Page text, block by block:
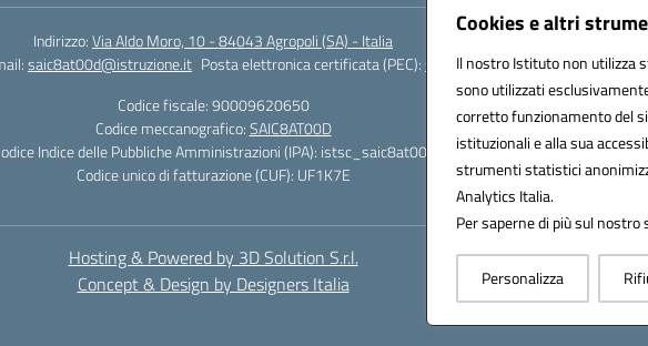
Cookies e altri
Il nostro Istituto non utilizza
sono utilizzati
corretto funzionamento del
istituzionali e alla sua
strumenti statistici
Analytics Italia.
Per saperne di più sul nostro
Personalizza
Indirizzo:Via Aldo Moro, 10 - 84043 Agropoli (SA) - Italia
saic8at00d@istruzione.it Posta elettronica certificata (PEC):saic8at00d@pec.istruzione.it
Codice fiscale: 90009620650
Codice meccanografico:SAIC8AT00D
Indice delle Pubbliche Amministrazioni (IPA): istsc_saic8at00d
Codice unico di fatturazione (CUF): UF1K7E
Hosting & Powered by 3D Solution S.r.l.
Concept & Design by Designers Italia